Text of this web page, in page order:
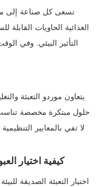
تسعى كل صناعة إلى
الغذائية الحاويات
التأثير البيئي. وفي
يتعاون موردو التعبئة
حلول مبتكرة مخصصة تناسب
لا تفي بالمعايير
كيفية اختيار
اختيار التعبئة الصديقة